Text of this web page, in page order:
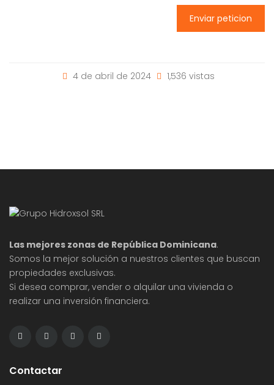
Enviar peticion
4 de abril de 2024 1,536 vistas
Las mejores zonas de República Dominicana.
Somos la mejor solución a nuestros clientes que buscan
propiedades exclusivas.
Si desea comprar, vender o alquilar una vivienda o
realizar una inversión financiera.
Contactar